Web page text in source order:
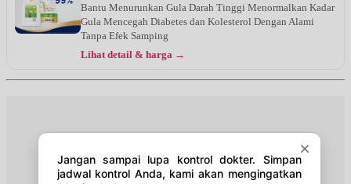
Senin, 31/08/2026
Jam 15:00 - 17:00
Rabu, 02/09/2026
Bantu Menurunkan Gula Darah Tinggi Menormalkan Kadar
Gula Mencegah Diabetes dan Kolesterol Dengan Alami
Tanpa Efek Samping
Lihat detail & harga →